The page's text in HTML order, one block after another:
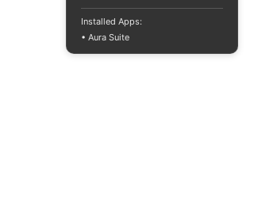
Installed Apps:
• Aura Suite